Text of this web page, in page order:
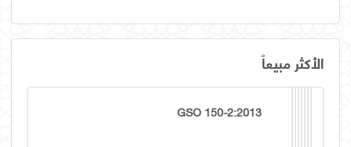
الأكثر مبيعاً
GSO 150-2:2013